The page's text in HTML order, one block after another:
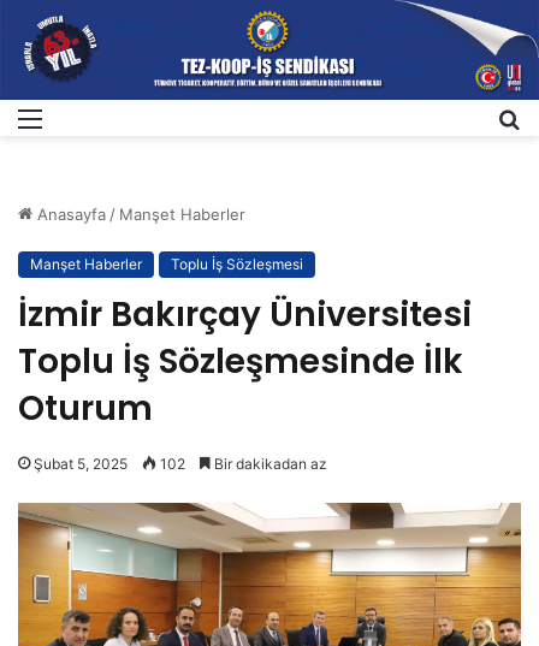
Anasayfa/ Manşet Haberler
Manşet Haberler Toplu İş Sözleşmesi
İzmir Bakırçay Üniversitesi
Toplu İş Sözleşmesinde İlk
Oturum
Şubat 5, 2025 102 Bir dakikadan az